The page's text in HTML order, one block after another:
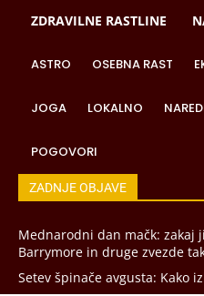
ZDRAVILNE RASTLINE
ASTRO OSEBNA RAST
JOGA LOKALNO
POGOVORI
ZADNJE OBJAVE
Mednarodni dan mačk: zakaj
Barrymore in druge zvezde
Setev špinače avgusta: Kako